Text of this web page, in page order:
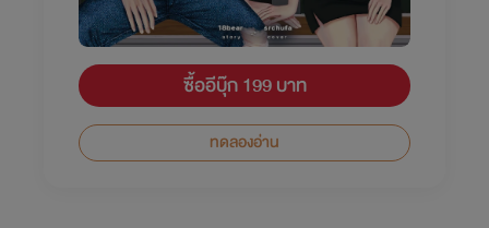
ซื้ออีบุ๊ก 199 บาท
ทดลองอ่าน